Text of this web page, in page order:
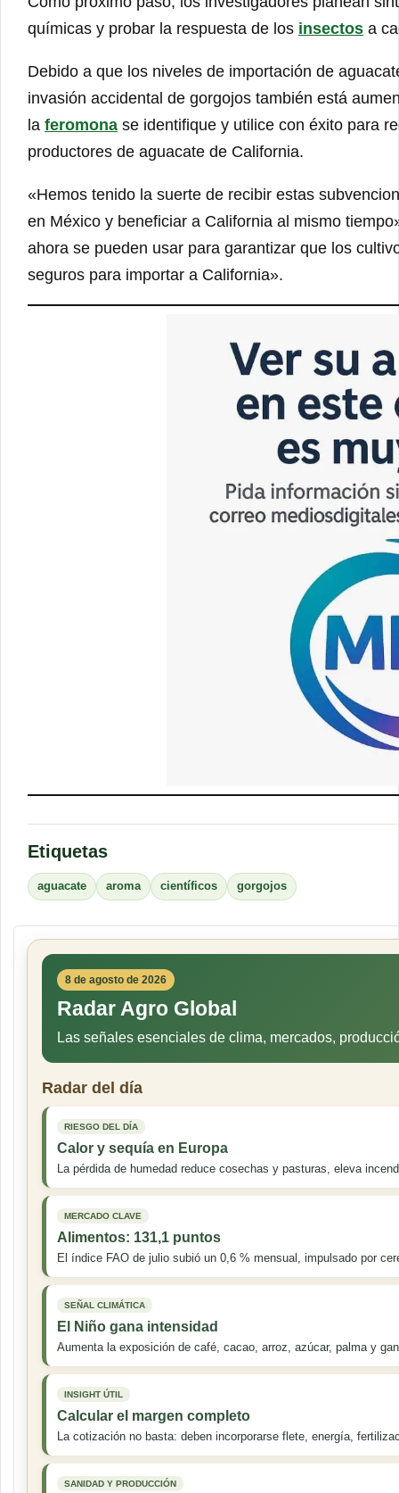
químicas y probar la respuesta de los insectos a
Debido a que los niveles de importación de
invasión accidental de gorgojos también está
la feromona se identifique y utilice con éxito para
productores de aguacate de California.
«Hemos tenido la suerte de recibir estas
en México y beneficiar a California al mismo
ahora se pueden usar para garantizar que los
seguros para importar a California».
Etiquetas
aguacate aroma científicos gorgojos
8 de agosto de 2026
Radar Agro Global
Las señales esenciales de clima, mercados,
Radar del día
RIESGO DEL DÍA
Calor y sequía en Europa
La pérdida de humedad reduce cosechas y pasturas, eleva
MERCADO CLAVE
Alimentos: 131,1 puntos
El índice FAO de julio subió un 0,6 % mensual, impulsado por
SEÑAL CLIMÁTICA
El Niño gana intensidad
Aumenta la exposición de café, cacao, arroz, azúcar, palma y
INSIGHT ÚTIL
Calcular el margen completo
La cotización no basta: deben incorporarse flete, energía,
SANIDAD Y PRODUCCIÓN